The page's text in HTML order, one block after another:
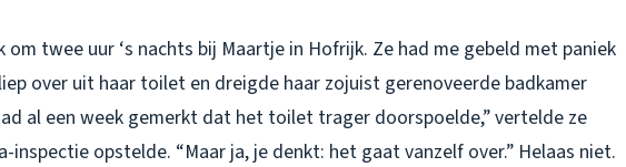
twee uur ‘s nachts bij Maartje in Hofrijk. Ze had me gebeld met paniek
over uit haar toilet en dreigde haar zojuist gerenoveerde badkamer
al een week gemerkt dat het toilet trager doorspoelde,” vertelde ze
inspectie opstelde. “Maar ja, je denkt: het gaat vanzelf over.” Helaas niet.